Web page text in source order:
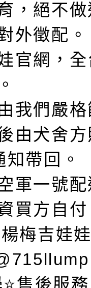
，絕不
外徵配。
官網，全
我們嚴格
由犬舍
帶回。
軍一號配
買方自
梅吉娃
售後服務